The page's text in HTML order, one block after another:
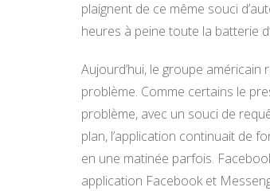
plaignent de ce même souci
heures à peine toute la batterie
Aujourd’hui, le groupe
problème. Comme certains le
problème, avec un souci de
plan, l’application continuait de
en une matinée parfois.
application Facebook et